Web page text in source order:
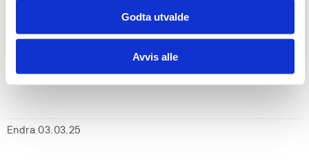
Godta utvalde
Avvis alle
Endra 03.03.25